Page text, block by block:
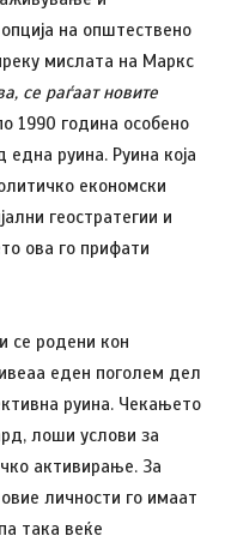
на општествено
мислата на Маркс
се раѓаат новите
1990 година особено
руина. Руина која
економски
геостратегии и
ова го прифати
се родени кон
еден поголем дел
руина. Чекањето
лоши услови за
активирање. За
личности го имаат
така веќе